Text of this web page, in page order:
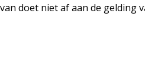
doet niet af aan de gelding